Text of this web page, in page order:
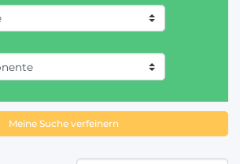
Meine Suche verfeinern